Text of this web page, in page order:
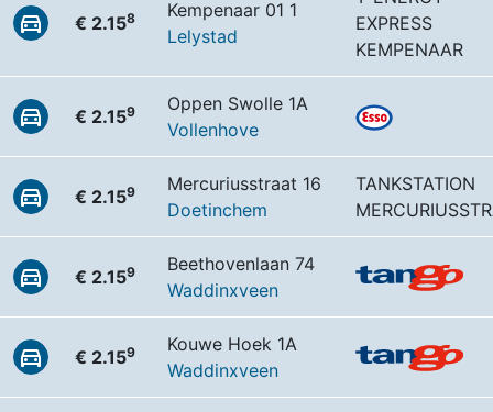
€ 2.158
Kempenaar 01 1
Lelystad
EXPRESS
KEMPENAAR
€ 2.159
Oppen Swolle 1A
Vollenhove
€ 2.159
Mercuriusstraat 16
Doetinchem
TANKSTATION
€ 2.159
Beethovenlaan 74
Waddinxveen
€ 2.159
Kouwe Hoek 1A
Waddinxveen